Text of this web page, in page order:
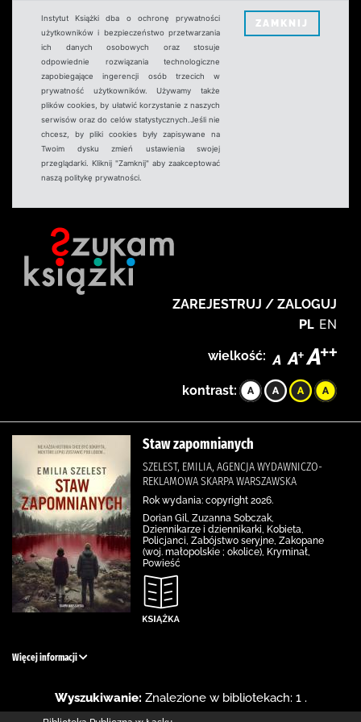
Instytut Książki dba o ochronę prywatności
użytkowników i bezpieczeństwo przetwarzania
ich danych osobowych oraz stosuje
odpowiednie rozwiązania technologiczne
zapobiegające ingerencji osób trzecich w
prywatność użytkowników. Używamy także
plików cookies, by ułatwić korzystanie z naszych
serwisów oraz do celów statystycznych.Jeśli nie
chcesz, by pliki cookies były zapisywane na
Twoim dysku zmień ustawienia swojej
przeglądarki. Kliknij "Zamknij" aby zaakceptować
naszą politykę prywatności.
ZAMKNIJ
ZAREJESTRUJ / ZALOGUJ
PL EN
wielkość:
kontrast:
Staw zapomnianych
SZELEST, EMILIA, AGENCJA WYDAWNICZO-
REKLAMOWA SKARPA WARSZAWSKA
Rok wydania: copyright 2026.
Dorian Gil, Zuzanna Sobczak,
Dziennikarze i dziennikarki, Kobieta,
Policjanci, Zabójstwo seryjne, Zakopane
(woj. małopolskie ; okolice), Kryminał,
Powieść
Więcej informacji
Wyszukiwanie: Znalezione w bibliotekach: 1 .